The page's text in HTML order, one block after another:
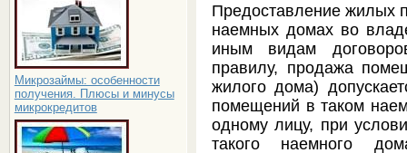
Микрозаймы: особенности
получения. Плюсы и минусы
микрокредитов
Предоставление жилых
наемных домах во
иным видам
правилу, продажа
жилого дома)
помещений в таком
одному лицу, при
такого наемного